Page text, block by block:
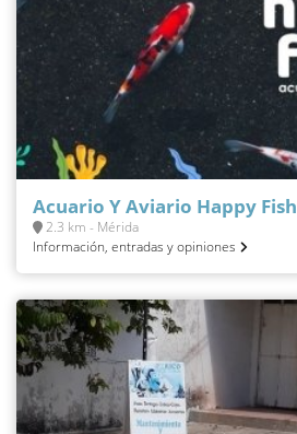
Acuario Y Aviario Happy Fish
2.3 km - Mérida
Información, entradas y opiniones